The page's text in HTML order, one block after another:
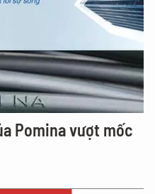
Pomina vượt mốc